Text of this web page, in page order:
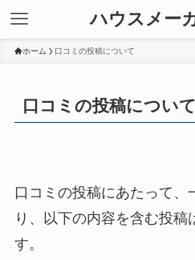
ハウスメー
ホーム 口コミの投稿について
口コミの投稿について
口コミの投稿にあたって、
り、以下の内容を含む投稿
す。